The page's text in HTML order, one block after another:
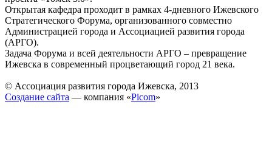
Открытая кафедра проходит в рамках 4-дневного Ижевского
Стратегического Форума, организованного совместно
Администрацией города и Ассоциацией развития города
(АРГО).
Задача Форума и всей деятельности АРГО – превращение
Ижевска в современный процветающий город 21 века.
© Ассоциация развития города Ижевска, 2013
Создание сайта — компания «Picom»